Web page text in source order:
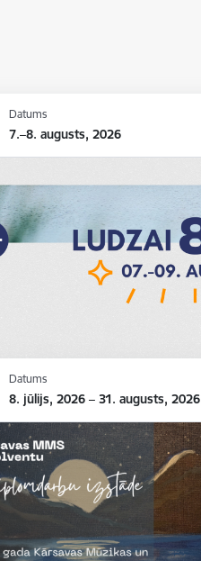
Datums
7.–8. augusts, 2026
Datums
8. jūlijs, 2026 – 31. augusts, 2026